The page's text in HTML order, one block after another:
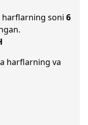
harflarning soni 6
harflarning va